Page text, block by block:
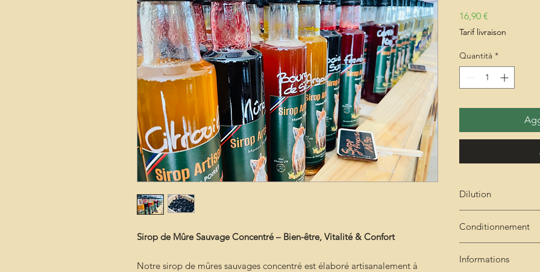
Sirop de Mûre Sauvage Concentré – Bien-être, Vitalité & Confort
Notre sirop de mûres sauvages concentré est élaboré artisanalement à
16,90 €
Tarif livraison
Quantità *
Dilution
Conditionnement
Informations